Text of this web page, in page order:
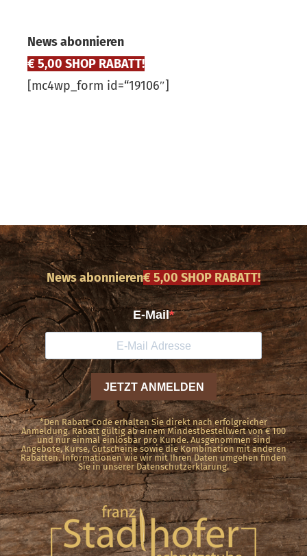
News abonnieren
€ 5,00 SHOP RABATT!
[mc4wp_form id=“19106″]
News abonnieren€ 5,00 SHOP RABATT!
*Den Rabatt-Code erhalten Sie direkt nach erfolgreicher
Anmeldung. Rabatt gültig ab einem Mindestbestellwert von € 100
und nur einmal einlösbar pro Kunde. Ausgenommen sind
Angebote, Kurse, Gutscheine sowie die Kombination mit anderen
Rabatten. Informationen wie wir mit Ihren Daten umgehen finden
Sie in unserer Datenschutzerklärung.